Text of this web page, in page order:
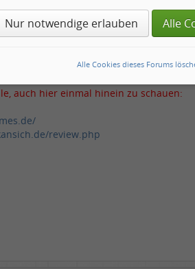
von Stattmeister
90/
auch hier einmal hinein zu schauen:
review.php
Nur notwendige erlauben Alle
Alle Cookies dieses Forums